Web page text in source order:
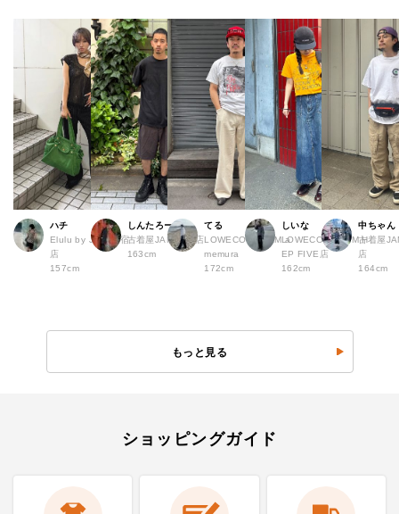
ハチ
Elulu by JAM 原宿
店
157cm
しんたろー
古着屋JAM 仙台店
163cm
てる
LOWECO by JAM a
memura
172cm
しいな
LOWECO by JAM H
EP FIVE店
162cm
中ちゃん
古着屋
店
164cm
もっと見る
ショッピングガイド